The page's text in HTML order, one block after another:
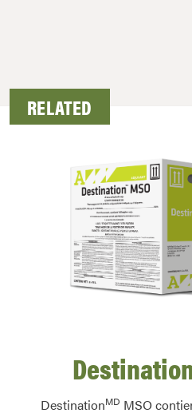
RELATED
DestinationMD MSO